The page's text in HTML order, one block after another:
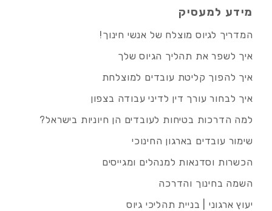
מידע למעסיק
המדריך לגיוס מוצלח של אנשי חינוך!
איך לשפר את תהליך הגיוס שלך
איך להפוך קליטת עובדים למוצלחת
איך לבחור עורך דין לדיני עבודה בצפון
למה הדרכות בטיחות לעובדים הן חיוניות בישראל?
שימור עובדים בארגון החינוכי
הכשרות וסדנאות למנהלים ומגייסים
השמה בחינוך והדרכה
יעוץ ארגוני | בניית תהליכי גיוס